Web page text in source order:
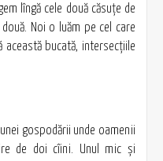
lîngă cele două căsuțe de
Noi o luăm pe cel care
bucată, intersecțiile
gospodării unde oamenii
de doi cîini. Unul mic și